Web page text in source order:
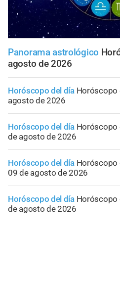
Panorama astrológico
agosto de 2026
Horóscopo del día Horóscopo
agosto de 2026
Horóscopo del día Horóscopo
de agosto de 2026
Horóscopo del día Horóscopo
09 de agosto de 2026
Horóscopo del día Horóscopo
de agosto de 2026